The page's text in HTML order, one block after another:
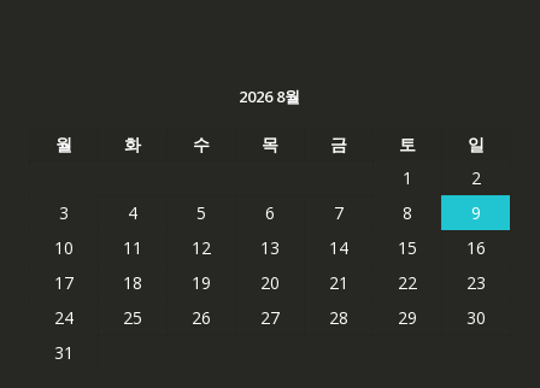
2026 8월
월 화 수 목 금 토
일
1
2
3
4 5 6 7 8
9
10
11 12 13 14 15
16
17
18 19 20 21 22
23
24
25 26 27 28 29
30
31